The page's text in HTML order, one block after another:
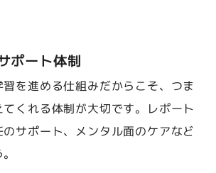
ポート体制
を進める仕組みだからこそ、つま
くれる体制が大切です。レポート
サポート、メンタル面のケアなど